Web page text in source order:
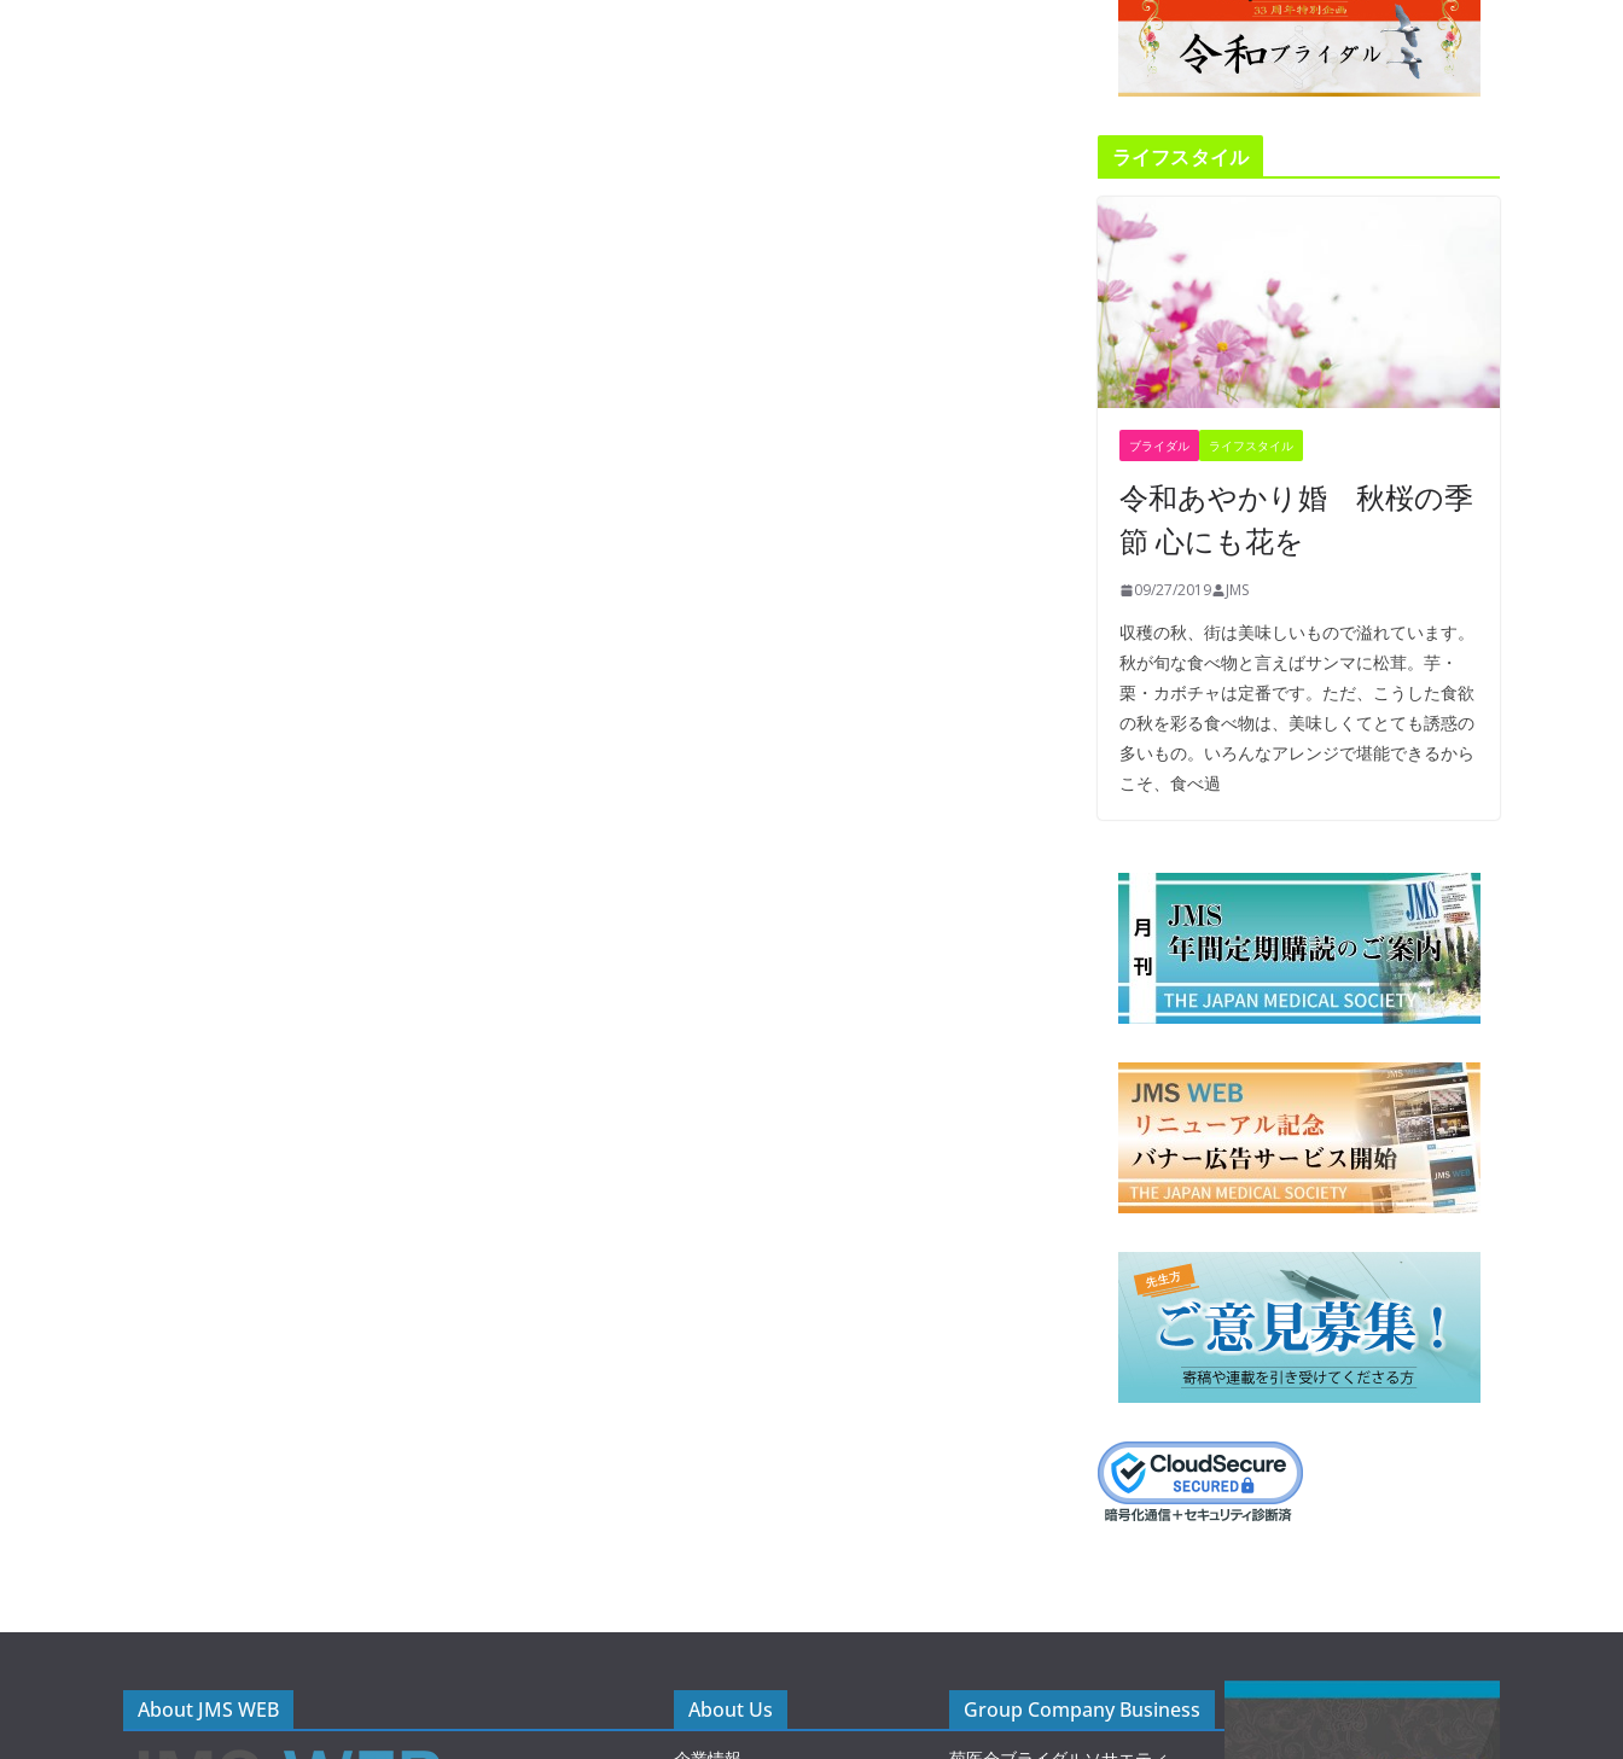
ライフスタイル
ブライダル ライフスタイル
令和あやかり婚 秋桜の季
節 心にも花を
09/27/2019 JMS
収穫の秋、街は美味しいもので溢れています。
秋が旬な食べ物と言えばサンマに松茸。芋・
栗・カボチャは定番です。ただ、こうした食欲
の秋を彩る食べ物は、美味しくてとても誘惑の
多いもの。いろんなアレンジで堪能できるから
こそ、食べ過
About JMS WEB About Us Group Company Business